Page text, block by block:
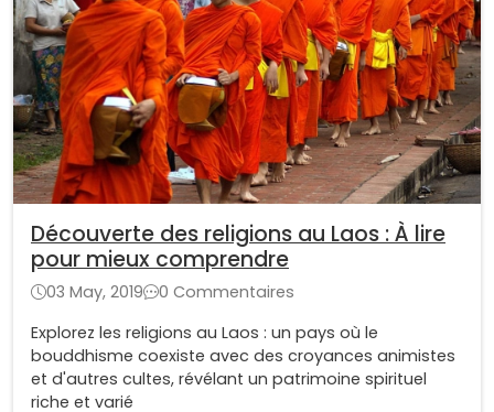
Découverte des religions au Laos : À lire
pour mieux comprendre
03 May, 2019
0 Commentaires
Explorez les religions au Laos : un pays où le
bouddhisme coexiste avec des croyances animistes
et d'autres cultes, révélant un patrimoine spirituel
riche et varié